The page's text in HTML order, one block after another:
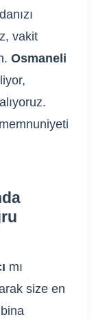
vakit
Osmaneli
mı
size en